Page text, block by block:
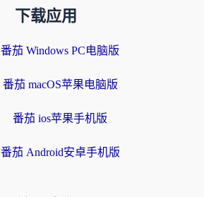
下载应用
番茄 Windows PC电脑版
番茄 macOS苹果电脑版
番茄 ios苹果手机版
番茄 Android安卓手机版